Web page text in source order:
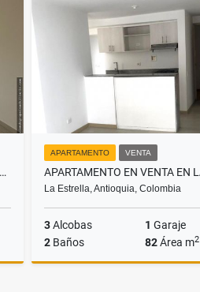
$1.000.000.000
APARTAMENTO EN ARRIENDO EN SABANETA, SECTOR LAS LOMITAS
APARTAMENTO VENTA
La Estrella, Antioquia, Colombia
3Alcobas 1 Garaje
2 Baños 82Área m2